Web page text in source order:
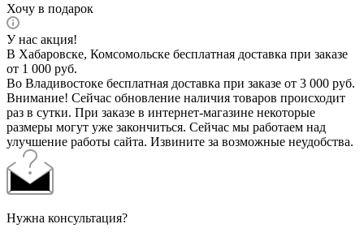
Хочу в подарок
У нас акция!
В Хабаровске, Комсомольске бесплатная доставка при заказе
от 1 000 руб.
Во Владивостоке бесплатная доставка при заказе от 3 000 руб.
Внимание! Сейчас обновление наличия товаров происходит
раз в сутки. При заказе в интернет-магазине некоторые
размеры могут уже закончиться. Сейчас мы работаем над
улучшение работы сайта. Извините за возможные неудобства.
Нужна консультация?